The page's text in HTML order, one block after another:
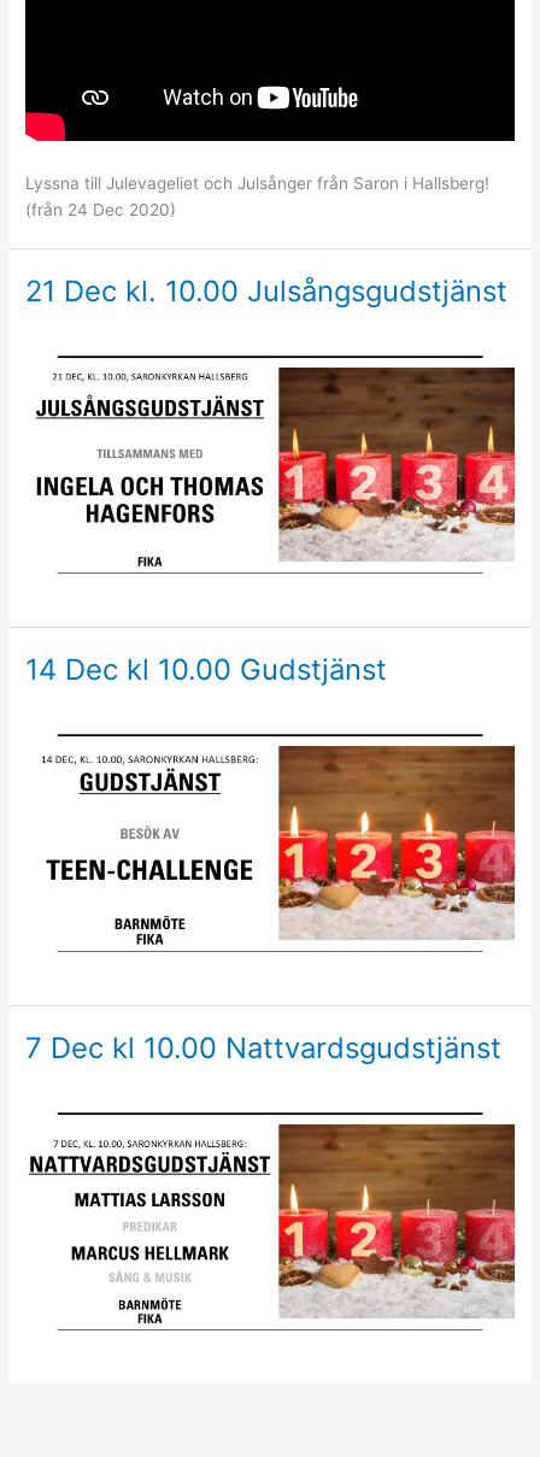
Lyssna till Julevageliet och Julsånger från Saron i Hallsberg!
(från 24 Dec 2020)
21 Dec kl. 10.00 Julsångsgudstjänst
14 Dec kl 10.00 Gudstjänst
7 Dec kl 10.00 Nattvardsgudstjänst